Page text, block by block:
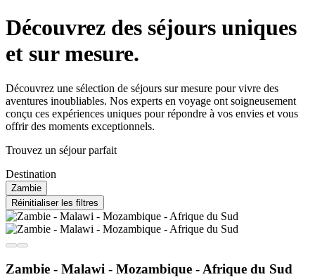
Découvrez des séjours uniques
et sur mesure.
Découvrez une sélection de séjours sur mesure pour vivre des
aventures inoubliables. Nos experts en voyage ont soigneusement
conçu ces expériences uniques pour répondre à vos envies et vous
offrir des moments exceptionnels.
Trouvez un séjour parfait
Destination
Zambie
Réinitialiser les filtres
Zambie - Malawi - Mozambique - Afrique du Sud